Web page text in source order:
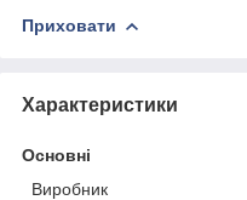
Приховати
Характеристики
Основні
Виробник